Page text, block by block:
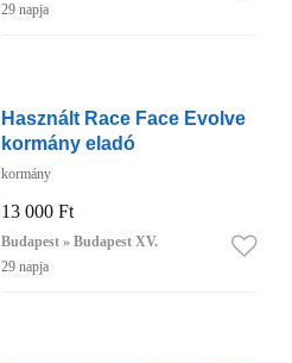
29 napja
Használt Race Face Evolve
kormány eladó
kormány
13 000 Ft
Budapest » Budapest XV.
29 napja